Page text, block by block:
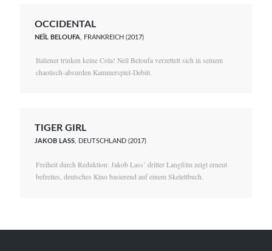
OCCIDENTAL
NEÏL BELOUFA , FRANKREICH (2017)
Italiener trinken keine Cola! Neïl Beloufa verzettelt sich in seinem
chaotisch-absurden Kammerspiel-Debüt.
TIGER GIRL
JAKOB LASS, DEUTSCHLAND (2017)
Freiheit durch Reduktion: Jakob Lass’ dritter Langfilm zeigt erneut
befreites, deutsches Kino basierend auf einem Skelettbuch.